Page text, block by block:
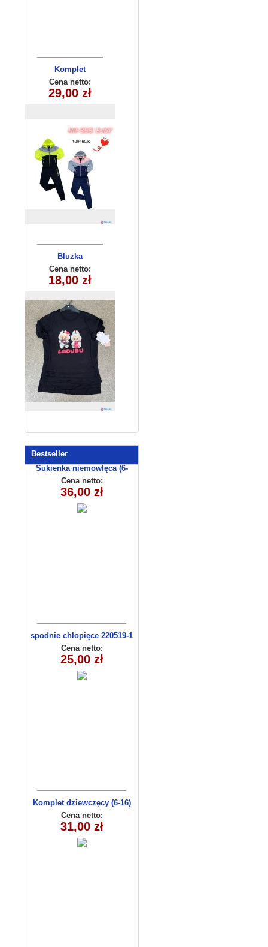
Komplet
dziecięcy
HH-358(8-16)
10szt
Cena netto:
29,00 zł
Bluzka
dziewczęca
270625-2(6-16)
6szt
Cena netto:
18,00 zł
Bestseller
Sukienka niemowlęca (6-
36msc) C3009-1
Cena netto:
36,00 zł
spodnie chłopięce 220519-1
(1-6) 5szt
Cena netto:
25,00 zł
Komplet dziewczęcy (6-16)
9634
Cena netto:
31,00 zł